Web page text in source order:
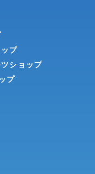
プ
ショップ
プ